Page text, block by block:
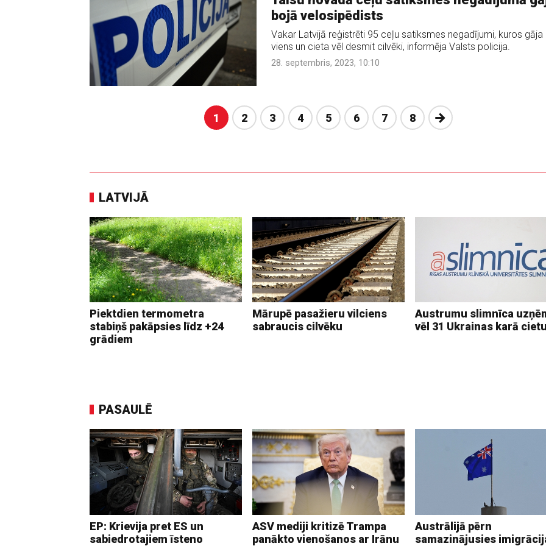
bojā velosipēdists
Vakar Latvijā reģistrēti 95 ceļu satiksmes negadījumi, kuros gāja
viens un cieta vēl desmit cilvēki, informēja Valsts policija.
28. septembris, 2023, 10:10
1 2 3 4 5 6 7 8 Nākošā
LATVIJĀ
Piektdien termometra
stabiņš pakāpsies līdz +24
grādiem
Mārupē pasažieru vilciens
sabraucis cilvēku
Austrumu slimnīca
vēl 31 Ukrainas karā
PASAULĒ
EP: Krievija pret ES un
sabiedrotajiem īsteno
ASV mediji kritizē Trampa
panākto vienošanos ar Irānu
Austrālijā pērn
samazinājusies